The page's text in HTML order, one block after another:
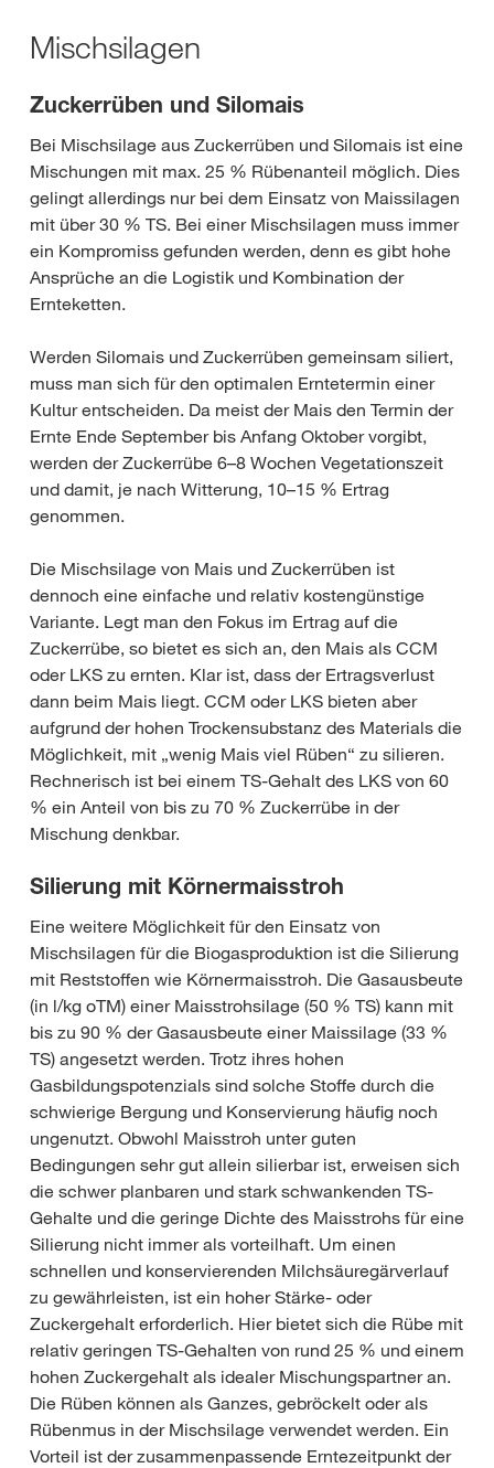
Mischsilagen
Zuckerrüben und Silomais
Bei Mischsilage aus Zuckerrüben und Silomais ist eine
Mischungen mit max. 25 % Rübenanteil möglich. Dies
gelingt allerdings nur bei dem Einsatz von Maissilagen
mit über 30 % TS. Bei einer Mischsilagen muss immer
ein Kompromiss gefunden werden, denn es gibt hohe
Ansprüche an die Logistik und Kombination der
Ernteketten.
Werden Silomais und Zuckerrüben gemeinsam siliert,
muss man sich für den optimalen Erntetermin einer
Kultur entscheiden. Da meist der Mais den Termin der
Ernte Ende September bis Anfang Oktober vorgibt,
werden der Zuckerrübe 6–8 Wochen Vegetationszeit
und damit, je nach Witterung, 10–15 % Ertrag
genommen.
Die Mischsilage von Mais und Zuckerrüben ist
dennoch eine einfache und relativ kostengünstige
Variante. Legt man den Fokus im Ertrag auf die
Zuckerrübe, so bietet es sich an, den Mais als CCM
oder LKS zu ernten. Klar ist, dass der Ertragsverlust
dann beim Mais liegt. CCM oder LKS bieten aber
aufgrund der hohen Trockensubstanz des Materials die
Möglichkeit, mit „wenig Mais viel Rüben“ zu silieren.
Rechnerisch ist bei einem TS-Gehalt des LKS von 60
% ein Anteil von bis zu 70 % Zuckerrübe in der
Mischung denkbar.
Silierung mit Körnermaisstroh
Eine weitere Möglichkeit für den Einsatz von
Mischsilagen für die Biogasproduktion ist die Silierung
mit Reststoffen wie Körnermaisstroh. Die Gasausbeute
(in l/kg oTM) einer Maisstrohsilage (50 % TS) kann mit
bis zu 90 % der Gasausbeute einer Maissilage (33 %
TS) angesetzt werden. Trotz ihres hohen
Gasbildungspotenzials sind solche Stoffe durch die
schwierige Bergung und Konservierung häufig noch
ungenutzt. Obwohl Maisstroh unter guten
Bedingungen sehr gut allein silierbar ist, erweisen sich
die schwer planbaren und stark schwankenden TS-
Gehalte und die geringe Dichte des Maisstrohs für eine
Silierung nicht immer als vorteilhaft. Um einen
schnellen und konservierenden Milchsäuregärverlauf
zu gewährleisten, ist ein hoher Stärke- oder
Zuckergehalt erforderlich. Hier bietet sich die Rübe mit
relativ geringen TS-Gehalten von rund 25 % und einem
hohen Zuckergehalt als idealer Mischungspartner an.
Die Rüben können als Ganzes, gebröckelt oder als
Rübenmus in der Mischsilage verwendet werden. Ein
Vorteil ist der zusammenpassende Erntezeitpunkt der